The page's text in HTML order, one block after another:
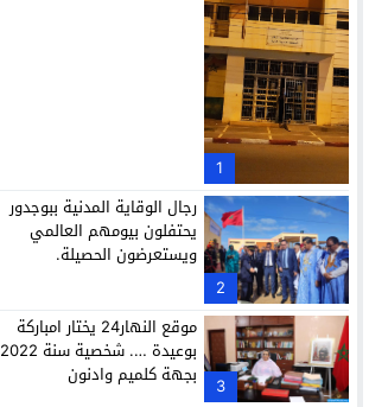
1
2
رجال الوقاية المدنية ببوجدور
يحتفلون بيومهم العالمي
ويستعرضون الحصيلة.
3
موقع النهار24 يختار امباركة
بوعيدة …. شخصية سنة 2022
بجهة كلميم وادنون